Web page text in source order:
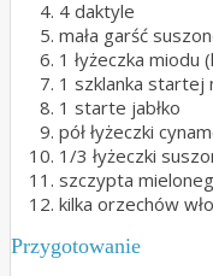
4 daktyle
mała garść
1 łyżeczka miodu
1 szklanka startej
1 starte jabłko
pół łyżeczki
1/3 łyżeczki
szczypta
kilka orzechów
Przygotowanie